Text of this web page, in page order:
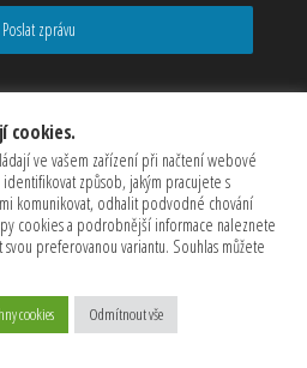
Poslat zprávu
vyhrazena)
cookies.
ve vašem zařízení při načtení webové
způsob, jakým pracujete s
komunikovat, odhalit podvodné chování
cookies a podrobnější informace naleznete
preferovanou variantu. Souhlas můžete
cookies Odmítnout vše